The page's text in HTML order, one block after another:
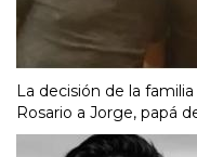
La decisión de la
Rosario a Jorge, papá